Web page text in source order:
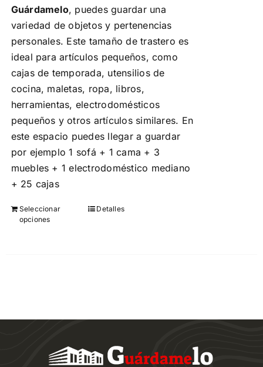
Guárdamelo, puedes guardar una
variedad de objetos y pertenencias
personales. Este tamaño de trastero es
ideal para artículos pequeños, como
cajas de temporada, utensilios de
cocina, maletas, ropa, libros,
herramientas, electrodomésticos
pequeños y otros artículos similares. En
este espacio puedes llegar a guardar
por ejemplo 1 sofá + 1 cama + 3
muebles + 1 electrodoméstico mediano
+ 25 cajas
Seleccionar
opciones
Este
se
elegir
Detalles